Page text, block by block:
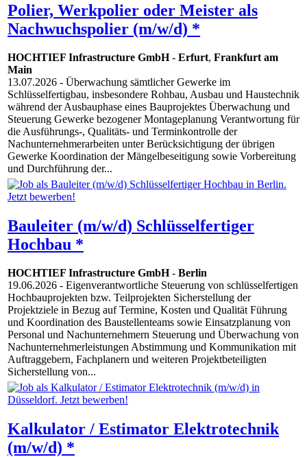
Polier, Werkpolier oder Meister als
Nachwuchspolier (m/w/d) *
HOCHTIEF Infrastructure GmbH- Erfurt, Frankfurt am
Main
13.07.2026 - Überwachung sämtlicher Gewerke im
Schlüsselfertigbau, insbesondere Rohbau, Ausbau und Haustechnik
während der Ausbauphase eines Bauprojektes Überwachung und
Steuerung Gewerke bezogener Montageplanung Verantwortung für
die Ausführungs-, Qualitäts- und Terminkontrolle der
Nachunternehmerarbeiten unter Berücksichtigung der übrigen
Gewerke Koordination der Mängelbeseitigung sowie Vorbereitung
und Durchführung der...
Bauleiter (m/w/d) Schlüsselfertiger
Hochbau *
HOCHTIEF Infrastructure GmbH- Berlin
19.06.2026 - Eigenverantwortliche Steuerung von schlüsselfertigen
Hochbauprojekten bzw. Teilprojekten Sicherstellung der
Projektziele in Bezug auf Termine, Kosten und Qualität Führung
und Koordination des Baustellenteams sowie Einsatzplanung von
Personal und Nachunternehmern Steuerung und Überwachung von
Nachunternehmerleistungen Abstimmung und Kommunikation mit
Auftraggebern, Fachplanern und weiteren Projektbeteiligten
Sicherstellung von...
Kalkulator / Estimator Elektrotechnik
(m/w/d) *